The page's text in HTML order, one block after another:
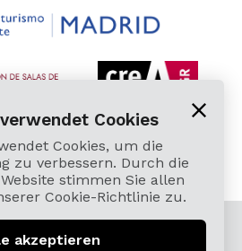
Flamenco Madrid - Alle Rechte
Cookies
Cookies, um die
zu verbessern. Durch die
stimmen Sie allen
Cookie-Richtlinie zu.
akzeptieren